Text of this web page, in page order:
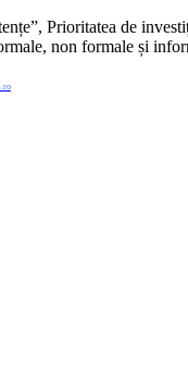
Prioritatea de
non formale și